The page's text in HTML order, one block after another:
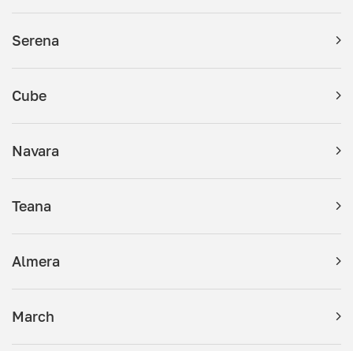
Serena
Cube
Navara
Teana
Almera
March